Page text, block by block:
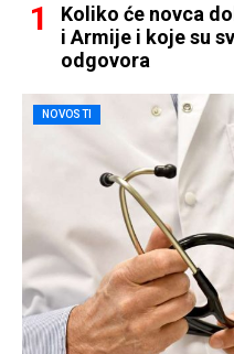
Koliko će novca
i Armije i koje su
odgovora
NOVOSTI